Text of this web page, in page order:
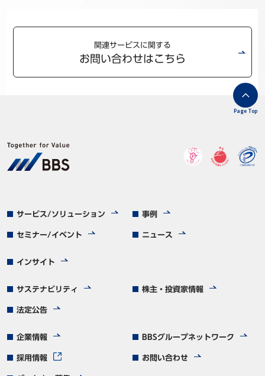
関連サービスに関する
お問い合わせはこちら
サービス/ソリューション 事例
セミナー/イベント ニュース
インサイト
サステナビリティ 株主・投資家情報
法定公告
企業情報 BBSグループネットワーク
採用情報 お問い合わせ
Page Top